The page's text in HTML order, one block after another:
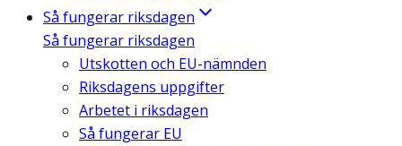
Så fungerar riksdagen
Så fungerar riksdagen
Utskotten och EU-nämnden
Riksdagens uppgifter
Arbetet i riksdagen
Så fungerar EU